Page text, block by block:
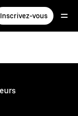
Inscrivez-vous